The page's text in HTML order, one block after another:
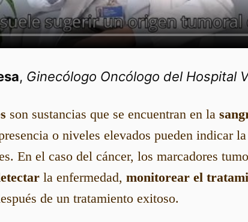
, Ginecólogo Oncólogo del Hospital
son sustancias que se encuentran en la
o niveles elevados pueden indicar
En el caso del cáncer, los marcadores
la enfermedad, monitorear el
de un tratamiento exitoso.